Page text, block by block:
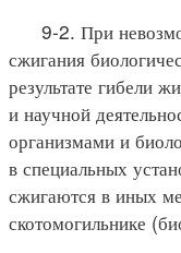
9-2. При
сжигания
результате гибели
и научной
организмами и
в специальных
сжигаются в иных
скотомогильнике